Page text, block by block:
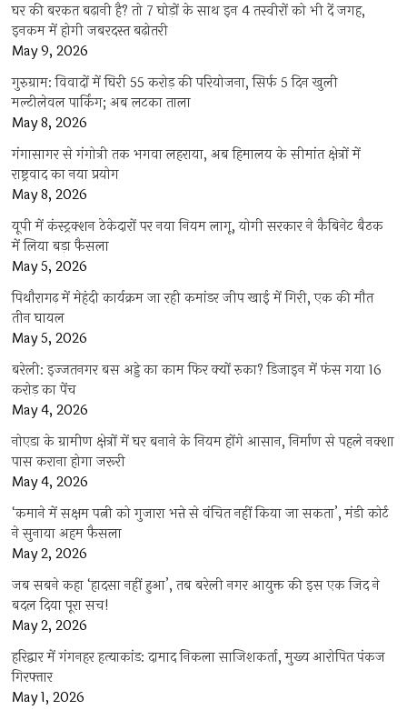
घर की बरकत बढ़ानी है? तो 7 घोड़ों के साथ इन 4 तस्वीरों को भी दें जगह,
इनकम में होगी जबरदस्त बढ़ोतरी
May 9, 2026
गुरुग्राम: विवादों में घिरी 55 करोड़ की परियोजना, सिर्फ 5 दिन खुली
मल्टीलेवल पार्किंग; अब लटका ताला
May 8, 2026
गंगासागर से गंगोत्री तक भगवा लहराया, अब हिमालय के सीमांत क्षेत्रों में
राष्ट्रवाद का नया प्रयोग
May 8, 2026
यूपी में कंस्ट्रक्शन ठेकेदारों पर नया नियम लागू, योगी सरकार ने कैबिनेट बैठक
में लिया बड़ा फैसला
May 5, 2026
पिथौरागढ़ में मेहंदी कार्यक्रम जा रही कमांडर जीप खाई में गिरी, एक की मौत
तीन घायल
May 5, 2026
बरेली: इज्जतनगर बस अड्डे का काम फिर क्यों रुका? डिजाइन में फंस गया 16
करोड़ का पेंच
May 4, 2026
नोएडा के ग्रामीण क्षेत्रों में घर बनाने के नियम होंगे आसान, निर्माण से पहले नक्शा
पास कराना होगा जरूरी
May 4, 2026
‘कमाने में सक्षम पत्नी को गुजारा भत्ते से वंचित नहीं किया जा सकता’, मंडी कोर्ट
ने सुनाया अहम फैसला
May 2, 2026
जब सबने कहा ‘हादसा नहीं हुआ’, तब बरेली नगर आयुक्त की इस एक जिद ने
बदल दिया पूरा सच!
May 2, 2026
हरिद्वार में गंगनहर हत्याकांड: दामाद निकला साजिशकर्ता, मुख्य आरोपित पंकज
गिरफ्तार
May 1, 2026